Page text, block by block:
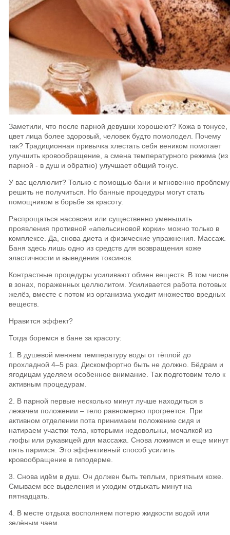
Заметили, что после парной девушки хорошеют? Кожа в тонусе,
цвет лица более здоровый, человек будто помолодел. Почему
так? Традиционная привычка хлестать себя веником помогает
улучшить кровообращение, а смена температурного режима (из
парной - в душ и обратно) улучшает общий тонус.
У вас целлюлит? Только с помощью бани и мгновенно проблему
решить не получиться. Но банные процедуры могут стать
помощником в борьбе за красоту.
Распрощаться насовсем или существенно уменьшить
проявления противной «апельсиновой корки» можно только в
комплексе. Да, снова диета и физические упражнения. Массаж.
Баня здесь лишь одно из средств для возвращения коже
эластичности и выведения токсинов.
Контрастные процедуры усиливают обмен веществ. В том числе
в зонах, пораженных целлюлитом. Усиливается работа потовых
желёз, вместе с потом из организма уходит множество вредных
веществ.
Нравится эффект?
Тогда боремся в бане за красоту:
1. В душевой меняем температуру воды от тёплой до
прохладной 4–5 раз. Дискомфортно быть не должно. Бёдрам и
ягодицам уделяем особенное внимание. Так подготовим тело к
активным процедурам.
2. В парной первые несколько минут лучше находиться в
лежачем положении – тело равномерно прогреется. При
активном отделении пота принимаем положение сидя и
натираем участки тела, которыми недовольны, мочалкой из
люфы или рукавицей для массажа. Снова ложимся и еще минут
пять паримся. Это эффективный способ усилить
кровообращение в гиподерме.
3. Снова идём в душ. Он должен быть теплым, приятным коже.
Смываем все выделения и уходим отдыхать минут на
пятнадцать.
4. В месте отдыха восполняем потерю жидкости водой или
зелёным чаем.